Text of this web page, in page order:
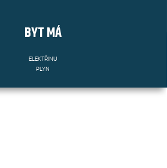
BYTMÁ
ELEKTŘINU
PLYN